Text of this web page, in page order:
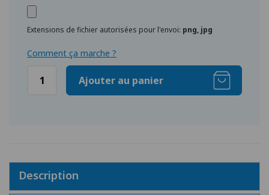
Extensions de fichier autorisées pour l'envoi: png, jpg
Comment ça marche ?
Ajouter au panier
Description